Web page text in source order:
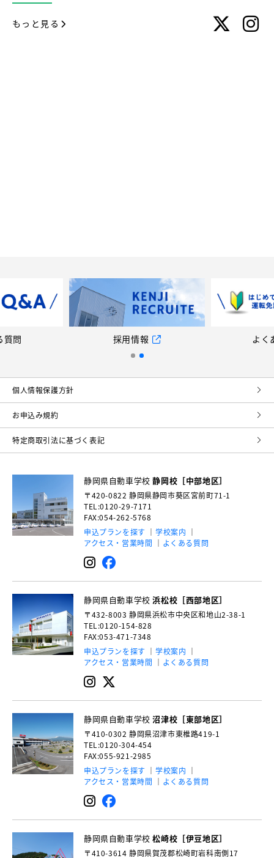
もっと見る
採用情報 よくあ
個⼈情報保護⽅針
お申込み規約
特定商取引法に基づく表記
静岡県自動車学校静岡校［中部地区］
〒420-0822 静岡県静岡市葵区宮前町71-1
TEL:0120-29-7171
FAX:054-262-5768
申込プランを探す
学校案内
アクセス・営業時間
よくある質問
静岡県自動車学校浜松校［西部地区］
〒432-8003 静岡県浜松市中央区和地山2-38-1
TEL:0120-154-828
FAX:053-471-7348
申込プランを探す
学校案内
アクセス・営業時間
よくある質問
静岡県自動車学校沼津校［東部地区］
〒410-0302 静岡県沼津市東椎路419-1
TEL:0120-304-454
FAX:055-921-2985
申込プランを探す
学校案内
アクセス・営業時間
よくある質問
静岡県自動車学校松崎校［伊豆地区］
〒410-3614 静岡県賀茂郡松崎町岩科南側17